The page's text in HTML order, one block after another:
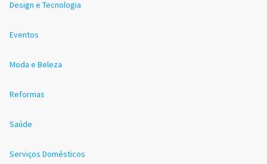
Design e Tecnologia
Eventos
Moda e Beleza
Reformas
Saúde
Serviços Domésticos